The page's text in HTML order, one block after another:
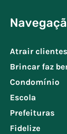
Atrair clientes
Brincar faz
Condomínio
Escola
Prefeituras
Fidelize